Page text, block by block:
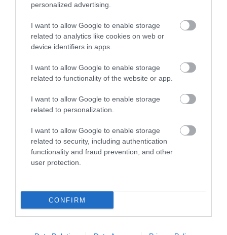
personalized advertising.
I want to allow Google to enable storage
related to analytics like cookies on web or
device identifiers in apps.
I want to allow Google to enable storage
related to functionality of the website or app.
I want to allow Google to enable storage
related to personalization.
I want to allow Google to enable storage
related to security, including authentication
functionality and fraud prevention, and other
user protection.
CONFIRM
ΡΟΗ ΕΙΔΗΣΕΩΝ
Jetsun Pema: Το παραμυθένιο love story
της «Kate Middleton των Ιμαλαΐων» με
ΙΩΑΝΝΑ ΚΑΡΑ
08.08.2026 | 02:36
ταλέντο μπορεί να νικήσει την ομορφιά
ΙΩΑΝΝΑ ΚΑΡΑ
Ντόναλντ Τραμπ Τζούνιορ: Το «αντίο» των
7,6 εκατ. δολαρίων στην Γκίλφοϊλ
Marius Borg Høiby: Επέστρεψε στο